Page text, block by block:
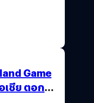
Game
ชีย ตอกย้ำ